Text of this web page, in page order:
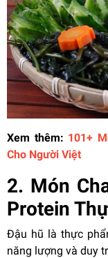
Xem thêm: 101+
Cho Người Việt
2. Món
Protein
Đậu hũ là thực
năng lượng và duy